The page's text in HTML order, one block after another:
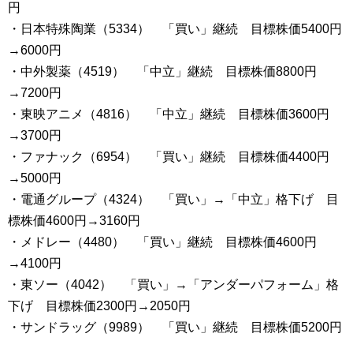
円
・日本特殊陶業（5334） 「買い」継続 目標株価5400円
→6000円
・中外製薬（4519） 「中立」継続 目標株価8800円
→7200円
・東映アニメ（4816） 「中立」継続 目標株価3600円
→3700円
・ファナック（6954） 「買い」継続 目標株価4400円
→5000円
・電通グループ（4324） 「買い」→「中立」格下げ 目
標株価4600円→3160円
・メドレー（4480） 「買い」継続 目標株価4600円
→4100円
・東ソー（4042） 「買い」→「アンダーパフォーム」格
下げ 目標株価2300円→2050円
・サンドラッグ（9989） 「買い」継続 目標株価5200円